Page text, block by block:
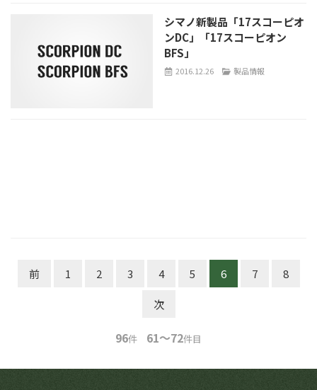
シマノ新製品「17スコーピオ
ンDC」「17スコーピオン
BFS」
2016.12.26 製品情報
前 1 2 3 4 5 6 7 8
次
96件 61～72件目